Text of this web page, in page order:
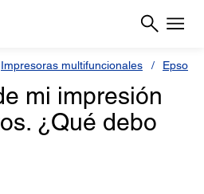
Impresoras multifuncionales Epson L
mi impresión
¿Qué debo